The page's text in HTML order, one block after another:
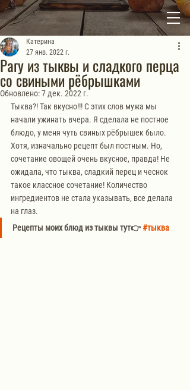
Рагу из тыквы и сладкого перца
со свиными рёбрышками
Катерина
27 янв. 2022 г.
Обновлено:7 дек. 2022 г.
Тыква?! Так вкусно!!! С этих слов мужа мы
начали ужинать вчера. Я сделала не постное
блюдо, у меня чуть свиных рёбрышек было.
Хотя, изначально рецепт был постным. Но,
сочетание овощей очень вкусное, правда! Не
ожидала, что тыква, сладкий перец и чеснок
такое классное сочетание! Количество
ингредиентов не стала указывать, все делала
на глаз.
Рецепты моих блюд из тыквы тут👉 #тыква